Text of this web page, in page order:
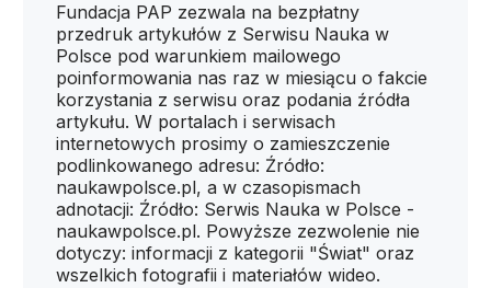
Fundacja PAP zezwala na bezpłatny
przedruk artykułów z Serwisu Nauka w
Polsce pod warunkiem mailowego
poinformowania nas raz w miesiącu o fakcie
korzystania z serwisu oraz podania źródła
artykułu. W portalach i serwisach
internetowych prosimy o zamieszczenie
podlinkowanego adresu: Źródło:
naukawpolsce.pl, a w czasopismach
adnotacji: Źródło: Serwis Nauka w Polsce -
naukawpolsce.pl. Powyższe zezwolenie nie
dotyczy: informacji z kategorii "Świat" oraz
wszelkich fotografii i materiałów wideo.